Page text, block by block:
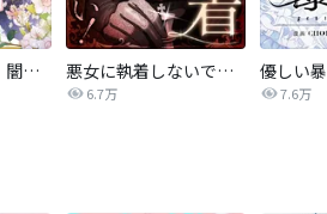
病弱ママですが、闇落ち息子を育ててみせます！【タテヨミ】 悪女に執着しないでください！【タテヨミ】
6.7万 7.6万